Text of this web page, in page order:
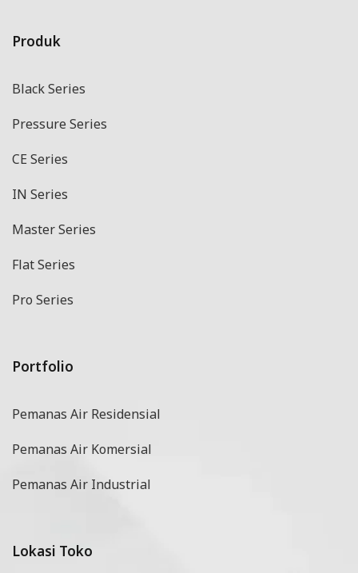
Produk
Black Series
Pressure Series
CE Series
IN Series
Master Series
Flat Series
Pro Series
Portfolio
Pemanas Air Residensial
Pemanas Air Komersial
Pemanas Air Industrial
Lokasi Toko